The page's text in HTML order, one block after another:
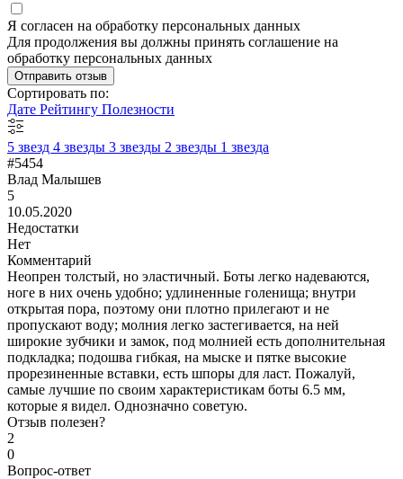
Я согласен на обработку персональных данных
Для продолжения вы должны принять соглашение на
обработку персональных данных
Отправить отзыв
Сортировать по:
Дате Рейтингу Полезности
5 звезд 4 звезды 3 звезды 2 звезды 1 звезда
#5454
Влад Малышев
5
10.05.2020
Недостатки
Нет
Комментарий
Неопрен толстый, но эластичный. Боты легко надеваются,
ноге в них очень удобно; удлиненные голенища; внутри
открытая пора, поэтому они плотно прилегают и не
пропускают воду; молния легко застегивается, на ней
широкие зубчики и замок, под молнией есть дополнительная
подкладка; подошва гибкая, на мыске и пятке высокие
прорезиненные вставки, есть шпоры для ласт. Пожалуй,
самые лучшие по своим характеристикам боты 6.5 мм,
которые я видел. Однозначно советую.
Отзыв полезен?
2
0
Вопрос-ответ